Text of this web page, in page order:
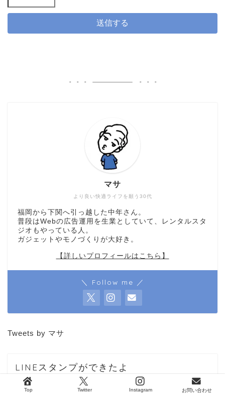
より良い快適ライフを願う30代
マサ
福岡から下関へ引っ越した中年さん。
普段はWebの広告運用を生業としていて、レンタルスタ
ジオもやっている人。
ガジェットやモノづくりが大好き。
【詳しいプロフィールはこちら】
＼ Follow me ／
Tweets by マサ
LINEスタンプができたよ
Top Twitter Instagram お問い合わせ